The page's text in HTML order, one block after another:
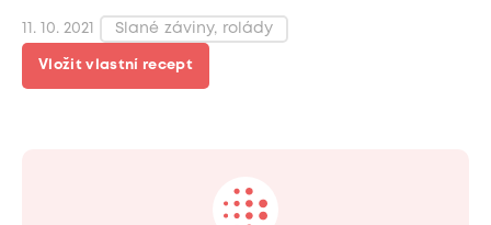
11. 10. 2021 Slané záviny, rolády
Vložit vlastní recept